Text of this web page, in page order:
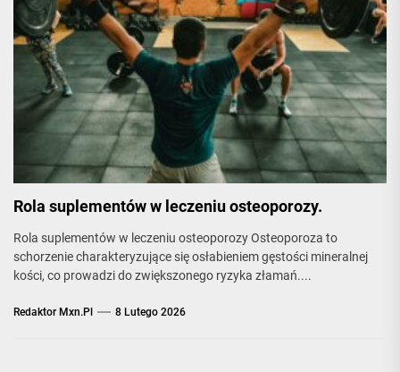
Rola suplementów w leczeniu osteoporozy.
Rola suplementów w leczeniu osteoporozy Osteoporoza to
schorzenie charakteryzujące się osłabieniem gęstości mineralnej
kości, co prowadzi do zwiększonego ryzyka złamań....
Redaktor Mxn.pl 8 Lutego 2026